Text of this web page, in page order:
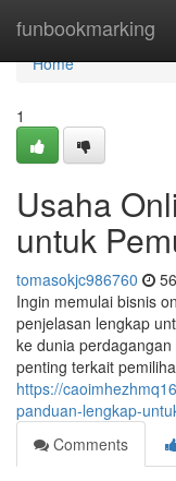
funbookmarking
Home
Home
1
Usaha
untuk
tomasokjc986760
Ingin memulai bisnis
penjelasan lengkap
ke dunia
penting terkait
https://
panduan-lengkap-
Comments